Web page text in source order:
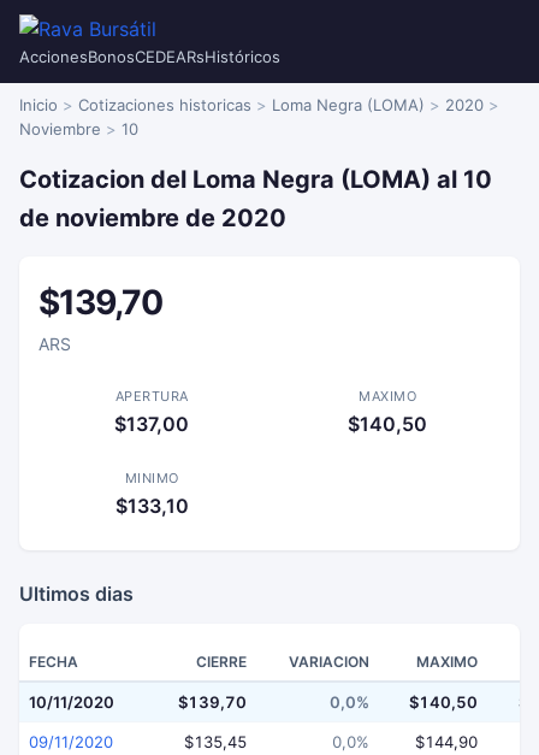
AccionesBonosCEDEARsHistóricos
Inicio Cotizaciones historicas Loma Negra (LOMA)
2020
Noviembre
10
Cotizacion del Loma Negra (LOMA) al 10
de noviembre de 2020
$139,70
ARS
APERTURA
$137,00
MAXIMO
$140,50
MINIMO
$133,10
Ultimos dias
FECHA CIERRE VARIACION MAXIMO
10/11/2020 $139,70 0,0% $140,50
09/11/2020 $135,45 0,0% $144,90